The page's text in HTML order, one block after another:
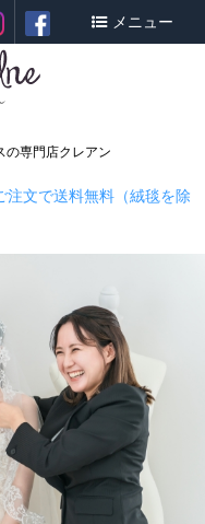
の専門店クレアン
メニュー
文で送料無料（絨毯を除